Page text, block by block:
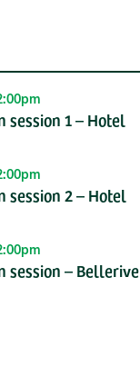
1 – Hotel
2 – Hotel
session – Bellerive